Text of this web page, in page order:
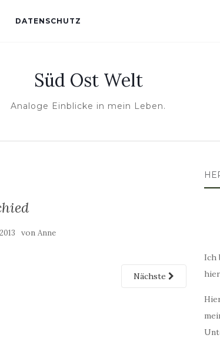
DATENSCHUTZ
Süd Ost Welt
Analoge Einblicke in mein Leben.
von Anne
Nächste
Ich